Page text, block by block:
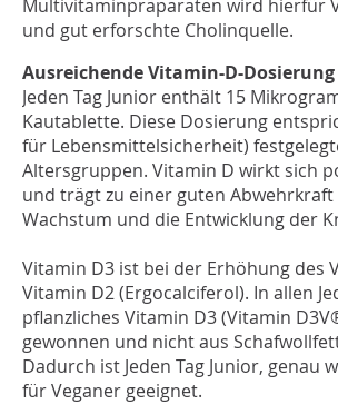
Multivitaminpräparaten wird hierfür
und gut erforschte Cholinquelle.
Ausreichende Vitamin-D-
Jeden Tag Junior enthält 15
Kautablette. Diese Dosierung
für Lebensmittelsicherheit)
Altersgruppen. Vitamin D wirkt sich
und trägt zu einer guten
Wachstum und die Entwicklung der
Vitamin D3 ist bei der Erhöhung des
Vitamin D2 (Ergocalciferol). In allen
pflanzliches Vitamin D3 (Vitamin
gewonnen und nicht aus
Dadurch ist Jeden Tag Junior, genau
für Veganer geeignet.